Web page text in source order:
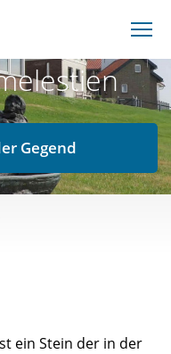
Gegend
ein Stein der in der